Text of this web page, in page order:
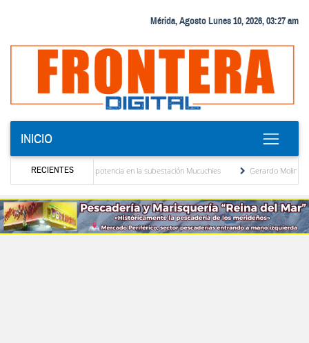
Mérida, Agosto Lunes 10, 2026, 03:27 am
INICIO
RECIENTES
transformador de potencia en la subestación Mucuchies
Gerardo Molina: “El